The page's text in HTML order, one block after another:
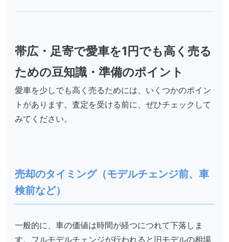
帯広・足寄で愛車を1円でも高く売る
ための豆知識・準備のポイント
愛車を少しでも高く売るためには、いくつかのポイン
トがあります。査定を受ける前に、ぜひチェックして
みてください。
売却のタイミング（モデルチェンジ前、車
検前など）
一般的に、車の価値は時間が経つにつれて下落しま
す。フルモデルチェンジが行われると旧モデルの相場